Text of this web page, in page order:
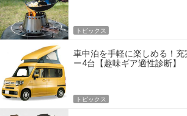
トピックス
車中泊を手軽に楽しめる！
ー4台【趣味ギア適性診断】
トピックス